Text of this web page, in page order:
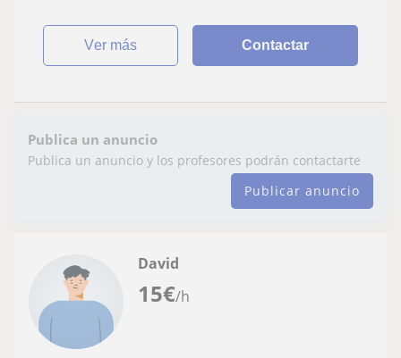
ver más Contactar
Publica un anuncio
Publica un anuncio y los profesores podrán contactarte
Publicar anuncio
15€/h
David